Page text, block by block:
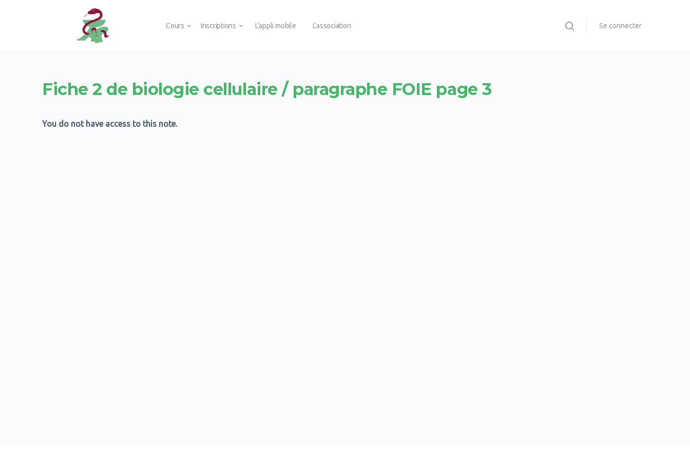
Cours Inscriptions L’appli mobile L’association Se connecter
Fiche 2 de biologie cellulaire / paragraphe FOIE page 3
You do not have access to this note.